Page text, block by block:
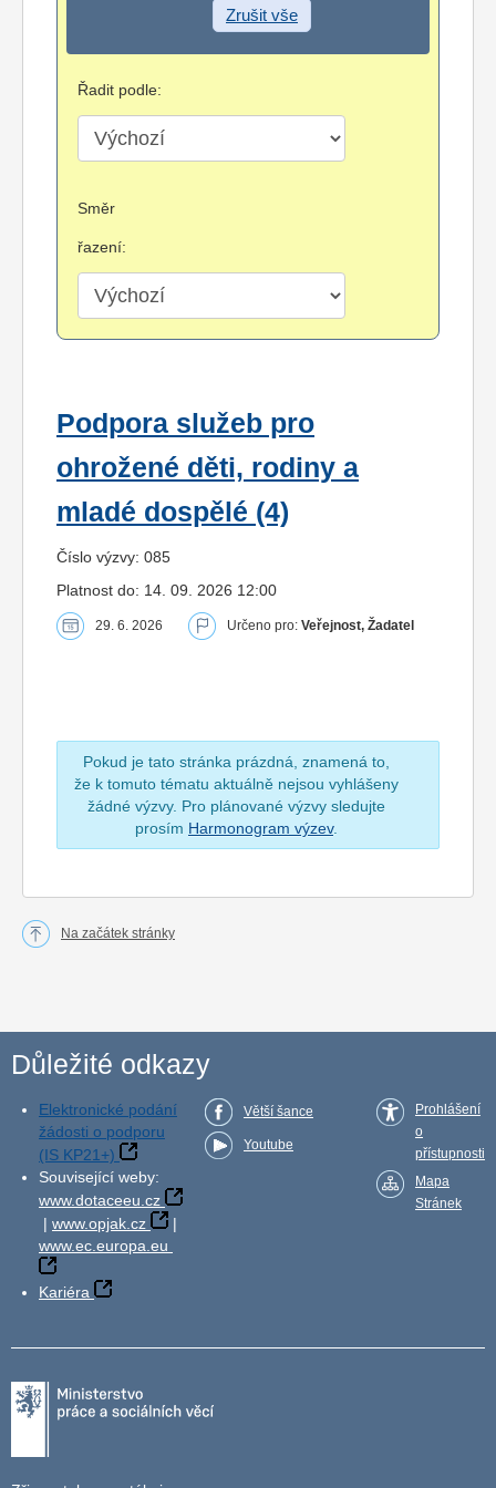
Zrušit vše
Řadit podle:
Směr
řazení:
Podpora služeb pro
ohrožené děti, rodiny a
mladé dospělé (4)
Číslo výzvy: 085
Platnost do: 14. 09. 2026 12:00
29. 6. 2026 Určeno pro: Veřejnost, Žadatel
Pokud je tato stránka prázdná, znamená to,
že k tomuto tématu aktuálně nejsou vyhlášeny
žádné výzvy. Pro plánované výzvy sledujte
prosím Harmonogram výzev.
Na začátek stránky
Důležité odkazy
Elektronické podání
žádosti o podporu
(IS KP21+)
Související weby:
www.dotaceeu.cz
| www.opjak.cz
|
www.ec.europa.eu
Kariéra
Větší šance
Youtube
Prohlášení
o
přístupnosti
Mapa
Stránek